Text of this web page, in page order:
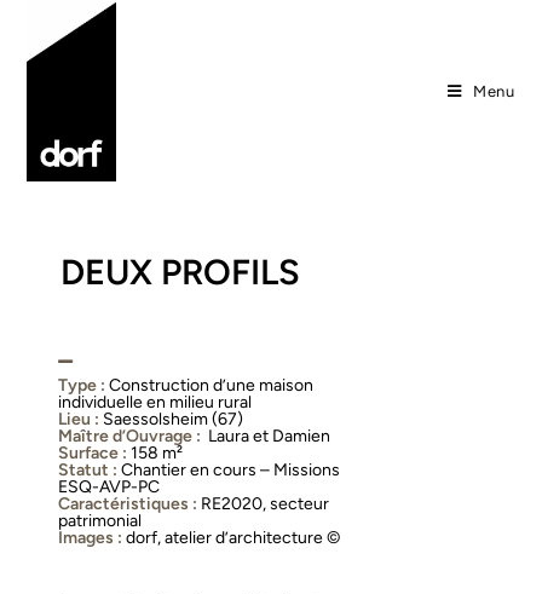
Menu
DEUX PROFILS
Type : Construction d’une maison
individuelle en milieu rural
Lieu : Saessolsheim (67)
Maître d’Ouvrage : Laura et Damien
Surface : 158 m²
Statut : Chantier en cours – Missions
ESQ-AVP-PC
Caractéristiques : RE2020, secteur
patrimonial
Images : dorf, atelier d’architecture ©